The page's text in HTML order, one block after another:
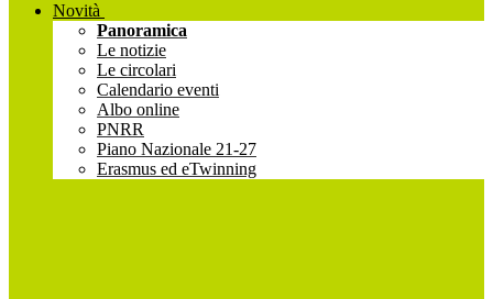
Novità
Panoramica
Le notizie
Le circolari
Calendario eventi
Albo online
PNRR
Piano Nazionale 21-27
Erasmus ed eTwinning